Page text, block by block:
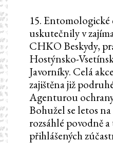
15.
uskutečnily v
CHKO Beskydy,
Hostýnsko-
Javorníky. Celá
zajištěna již
Agenturou
Bohužel se letos
rozsáhlé povodně
přihlášených